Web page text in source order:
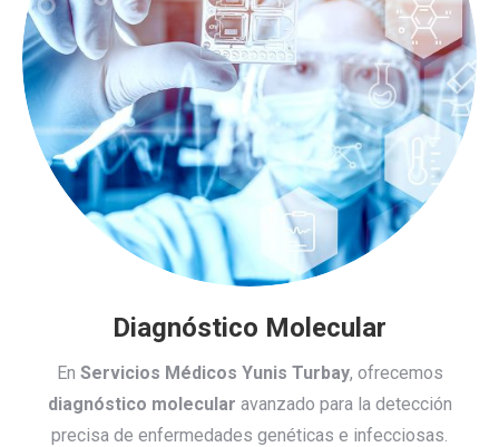
Diagnóstico Molecular
En Servicios Médicos Yunis Turbay, ofrecemos
diagnóstico molecular avanzado para la detección
precisa de enfermedades genéticas e infecciosas.